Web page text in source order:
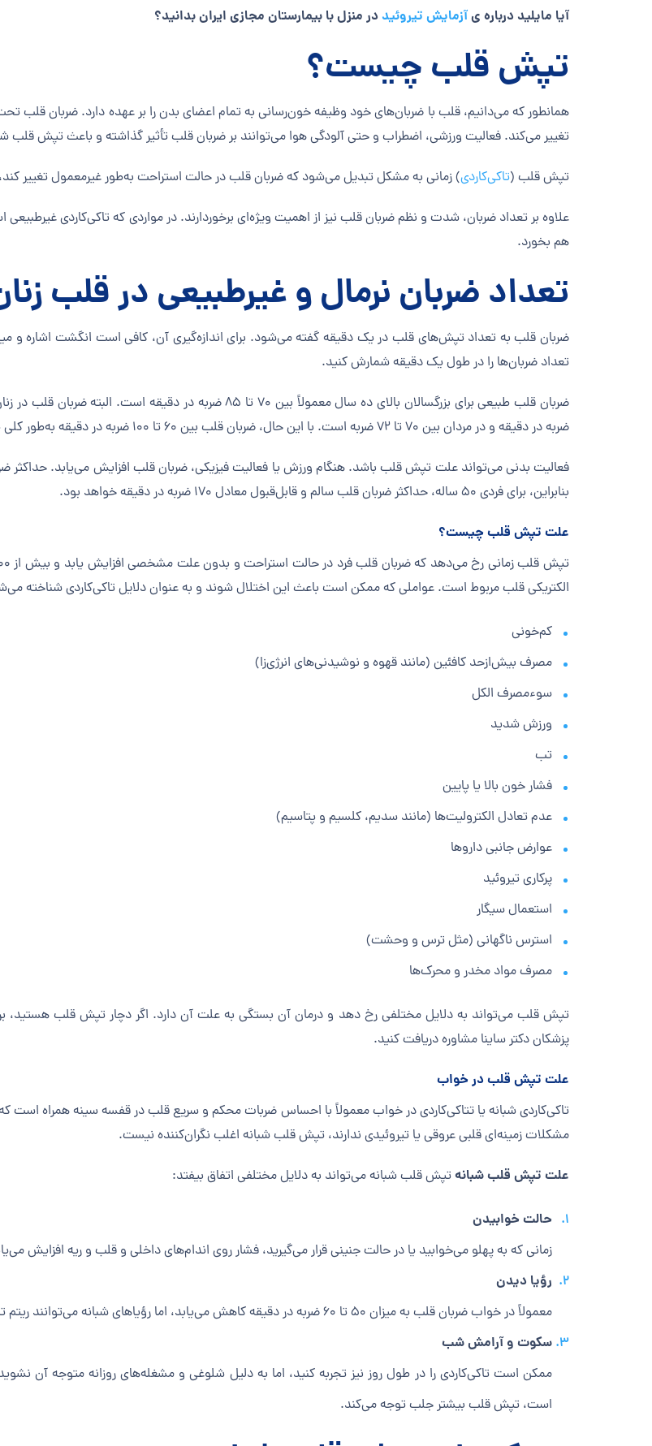
آیا مایلید درباره یآزمایش تیروئید در منزل با بیمارستان مجازی ایران بدانید؟
تپش قلب چیست؟
همانطور که می‌دانیم، قلب با ضربان‌های خود وظیفه خون‌رسانی به تمام اعضای بدن را بر عهده دارد. ضربان قلب
تغییر می‌کند. فعالیت ورزشی، اضطراب و حتی آلودگی هوا می‌توانند بر ضربان قلب تأثیر گذاشته و باعث تپش قلب
تپش قلب (تاکی‌کاردی) زمانی به مشکل تبدیل می‌شود که ضربان قلب در حالت استراحت به‌طور غیرمعمول تغییر
علاوه بر تعداد ضربان، شدت و نظم ضربان قلب نیز از اهمیت ویژه‌ای برخوردارند. در مواردی که تاکی‌کاردی
هم بخورد.
تعداد ضربان نرمال و غیرطبیعی در قلب
ضربان قلب به تعداد تپش‌های قلب در یک دقیقه گفته می‌شود. برای اندازه‌گیری آن، کافی است انگشت اشاره
تعداد ضربان‌ها را در طول یک دقیقه شمارش کنید.
ضربه در دقیقه و در مردان بین ۷۰ تا ۷۲ ضربه است. با این حال، ضربان قلب بین ۶۰ تا ۱۰۰ ضربه در دقیقه به‌طور کلی طبیعی و سالم در نظر گرفته می‌شود.
بنابراین، برای فردی ۵۰ ساله، حداکثر ضربان قلب سالم و قابل‌قبول معادل ۱۷۰ ضربه در دقیقه خواهد بود.
علت تپش قلب چیست؟
الکتریکی قلب مربوط است. عواملی که ممکن است باعث این اختلال شوند و به عنوان دلایل تاکی‌کاردی شناخته
کم‌خونی
مصرف بیش‌ازحد کافئین (مانند قهوه و نوشیدنی‌های انرژی‌زا)
سوءمصرف الکل
ورزش شدید
تب
فشار خون بالا یا پایین
عدم تعادل الکترولیت‌ها (مانند سدیم، کلسیم و پتاسیم)
عوارض جانبی داروها
پرکاری تیروئید
استعمال سیگار
استرس ناگهانی (مثل ترس و وحشت)
مصرف مواد مخدر و محرک‌ها
تپش قلب می‌تواند به دلایل مختلفی رخ دهد و درمان آن بستگی به علت آن دارد. اگر دچار تپش قلب هستید،
پزشکان دکتر ساینا مشاوره دریافت کنید.
علت تپش قلب در خواب
تاکی‌کاردی شبانه یا تتاکی‌کاردی در خواب معمولاً با احساس ضربات محکم و سریع قلب در قفسه سینه همراه است
مشکلات زمینه‌ای قلبی عروقی یا تیروئیدی ندارند، تپش قلب شبانه اغلب نگران‌کننده نیست.
علت تپش قلب شبانهتپش قلب شبانه می‌تواند به دلایل مختلفی اتفاق بیفتد:
حالت خوابیدن
زمانی که به پهلو می‌خوابید یا در حالت جنینی قرار می‌گیرید، فشار روی اندام‌های داخلی و قلب و ریه
رؤیا دیدن
معمولاً در خواب ضربان قلب به میزان ۵۰ تا ۶۰ ضربه در دقیقه کاهش می‌یابد، اما رؤیاهای شبانه می‌توانند ریتم تنفس و ضربان قلب را تغییر داده و باعث افزایش آن شوند.
سکوت و آرامش شب
ممکن است تاکی‌کاردی را در طول روز نیز تجربه کنید، اما به دلیل شلوغی و مشغله‌های روزانه متوجه آن
است، تپش قلب بیشتر جلب توجه می‌کند.